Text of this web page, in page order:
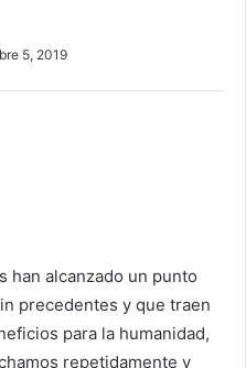
5, 2019
han alcanzado un punto
precedentes y que traen
para la humanidad,
repetidamente y